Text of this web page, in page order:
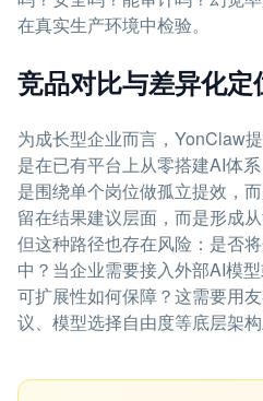
在真实生产环境中检验。
竞品对比与差异化定
为成长型企业而言，YonClaw
是在已有平台上从零搭建AI体
是围绕单个岗位做孤立提效，
留在结果建议层面，而是形成
但这种路径也存在风险：是否
中？当企业需要接入外部AI模
可扩展性如何保障？这需要用
议、模型选择自由度等底层架构